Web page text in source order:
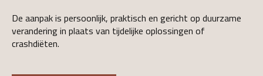
De aanpak is persoonlijk, praktisch en gericht op duurzame
verandering in plaats van tijdelijke oplossingen of
crashdiëten.